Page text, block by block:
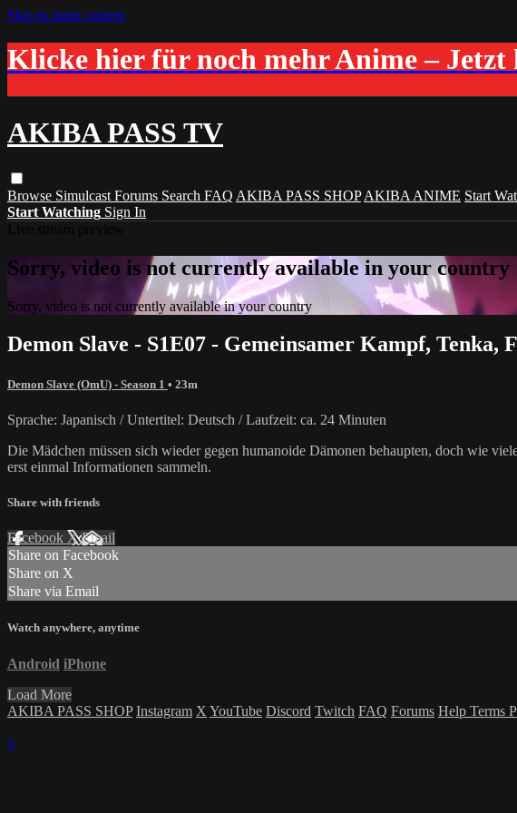
Skip to main content
Klicke hier für noch mehr Anime –
AKIBA PASS TV
Browse Simulcast Forums Search FAQ AKIBA PASS SHOP AKIBA ANIME Start
Start Watching Sign In
Sorry, video is not currently available in your country
Sorry, video is not currently available in your country
Demon Slave - S1E07 - Gemeinsamer Kampf, Tenka,
Demon Slave (OmU) - Season 1 • 23m
Sprache: Japanisch / Untertitel: Deutsch / Laufzeit: ca. 24 Minuten
Die Mädchen müssen sich wieder gegen humanoide Dämonen behaupten, doch wie
erst einmal Informationen sammeln.
Share with friends
Facebook XEmail
Share on Facebook
Share on X
Share via Email
Watch anywhere, anytime
Android iPhone
Load More
AKIBA PASS SHOP Instagram X YouTube Discord Twitch FAQ Forums Help Terms
×